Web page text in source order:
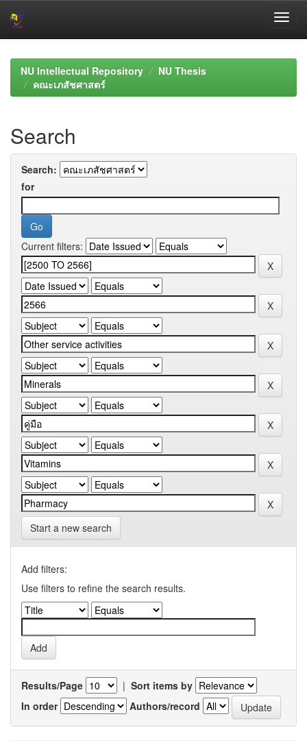
navigationNU Intellectual Repository
NU Thesis
คณะเภสัชศาสตร์
Search
Search:
for
Current filters:
Start a new search
Add filters:
Use filters to refine the search results.
Results/Page | Sort items by
In order
Authors/record